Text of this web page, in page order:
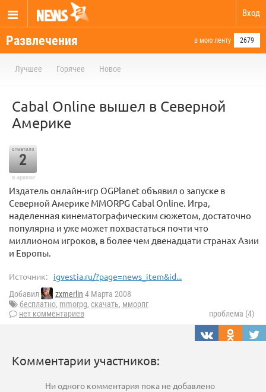
Вход
Развлечения в мою ленту 2679
Лучшее Горячее Новое
Cabal Online вышел в Северной
Америке
отметили
2
в архиве
Издатель онлайн-игр OGPlanet объявил о запуске в
Северной Америке MMORPG Cabal Online. Игра,
наделенная кинематографическим сюжетом, достаточно
популярна и уже может похвастаться почти что
миллионом игроков, в более чем двенадцати странах Азии
и Европы.
Источник: igvestia.ru/?page=news_item&id...
Добавил zxmerlin 4 Марта 2008
бесплатно, mmorpg, скачать, мморпг
нет комментариев
проблема (4)
Комментарии участников:
Ни одного комментария пока не добавлено